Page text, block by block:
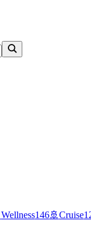
Wellness146🚢 Cruise